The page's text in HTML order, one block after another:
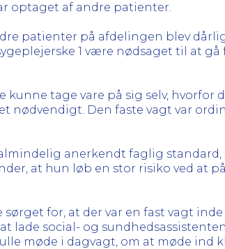
optaget af andre patienter.
patienter på afdelingen blev
1 være nødsaget til at gå
tage vare på sig selv, hvorfor
nødvendigt. Den faste vagt var
anerkendt faglig standard,
at hun løb en stor risiko ved at
for, at der var en fast vagt
lade social- og
møde i dagvagt, om at møde ind